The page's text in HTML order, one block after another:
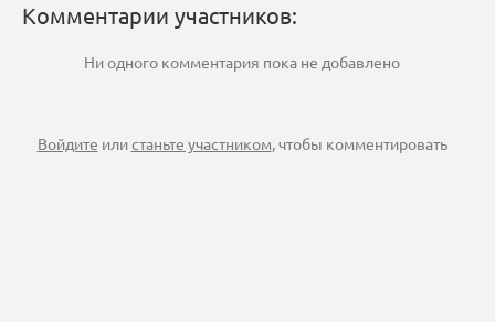
Комментарии участников:
Ни одного комментария пока не добавлено
Войдите илистаньте участником, чтобы комментировать